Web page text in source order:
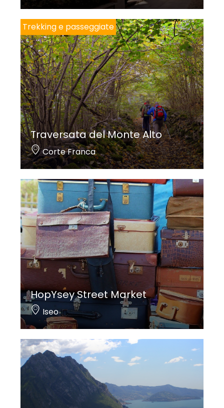
Trekking e passeggiate
Traversata del Monte Alto
Corte Franca
HopYsey Street Market
Iseo